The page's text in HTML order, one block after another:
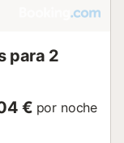
para 2
€ por noche